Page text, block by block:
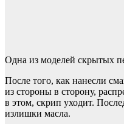
Одна из моделей скрытых
После того, как нанесли
из стороны в сторону,
в этом, скрип уходит.
излишки масла.